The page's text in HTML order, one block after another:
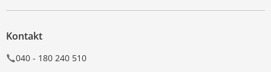
Kontakt
040 - 180 240 510